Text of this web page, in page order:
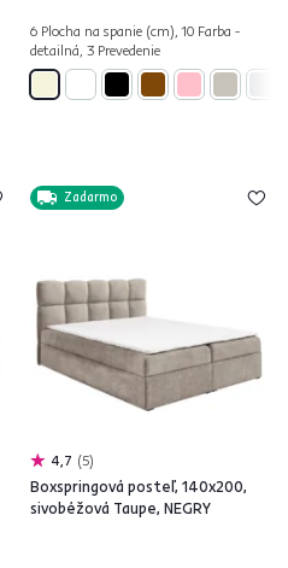
6 Plocha na spanie (cm), 10 Farba -
detailná, 3 Prevedenie
Zadarmo
4,7 5
Boxspringová posteľ, 140x200,
sivobéžová Taupe, NEGRY